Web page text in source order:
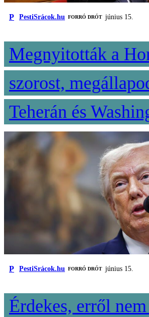
P PestiSrácok.hu FORRÓ DRÓT június 15.
Megnyitották a
szorost,
Teherán és
P PestiSrácok.hu FORRÓ DRÓT június 15.
Érdekes, erről